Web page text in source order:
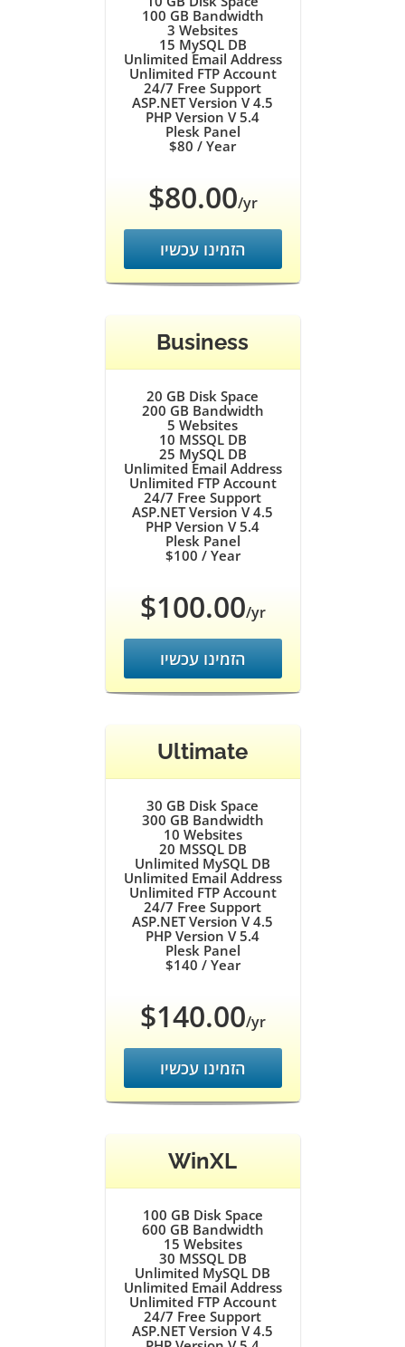
100 GB Bandwidth
3 Websites
15 MySQL DB
Unlimited Email Address
Unlimited FTP Account
24/7 Free Support
ASP.NET Version V 4.5
PHP Version V 5.4
Plesk Panel
$80 / Year
$80.00/yr
הזמינו עכשיו
Business
20 GB Disk Space
200 GB Bandwidth
5 Websites
10 MSSQL DB
25 MySQL DB
Unlimited Email Address
Unlimited FTP Account
24/7 Free Support
ASP.NET Version V 4.5
PHP Version V 5.4
Plesk Panel
$100 / Year
$100.00/yr
הזמינו עכשיו
Ultimate
30 GB Disk Space
300 GB Bandwidth
10 Websites
20 MSSQL DB
Unlimited MySQL DB
Unlimited Email Address
Unlimited FTP Account
24/7 Free Support
ASP.NET Version V 4.5
PHP Version V 5.4
Plesk Panel
$140 / Year
$140.00/yr
הזמינו עכשיו
WinXL
100 GB Disk Space
600 GB Bandwidth
15 Websites
30 MSSQL DB
Unlimited MySQL DB
Unlimited Email Address
Unlimited FTP Account
24/7 Free Support
ASP.NET Version V 4.5